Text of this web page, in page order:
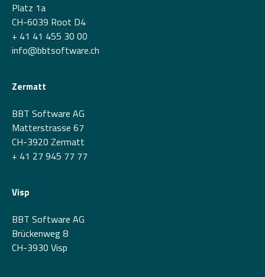
Platz 1a
CH-6039 Root D4
+ 41 41 455 30 00
info@bbtsoftware.ch
Zermatt
BBT Software AG
Matterstrasse 67
CH-3920 Zermatt
+ 41 27 945 77 77
Visp
BBT Software AG
Brückenweg 8
CH-3930 Visp